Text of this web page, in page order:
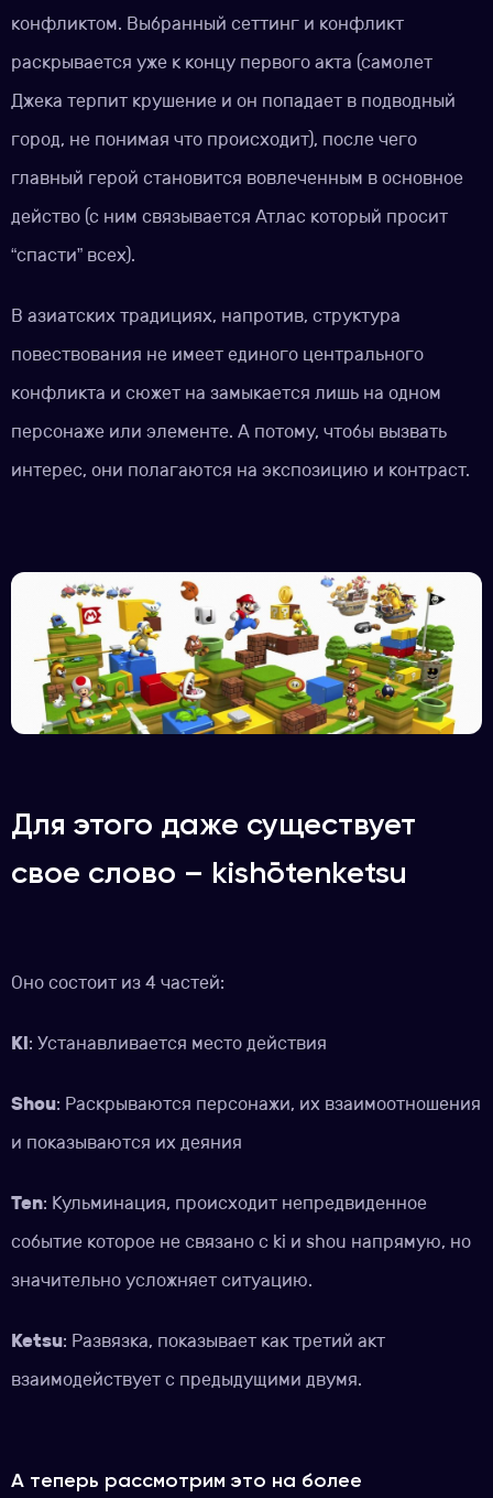
конфликтом. Выбранный сеттинг и конфликт
раскрывается уже к концу первого акта (самолет
Джека терпит крушение и он попадает в подводный
город, не понимая что происходит), после чего
главный герой становится вовлеченным в основное
действо (с ним связывается Атлас который просит
“спасти” всех).
В азиатских традициях, напротив, структура
повествования не имеет единого центрального
конфликта и сюжет на замыкается лишь на одном
персонаже или элементе. А потому, чтобы вызвать
интерес, они полагаются на экспозицию и контраст.
Для этого даже существует
свое слово – kishōtenketsu
Оно состоит из 4 частей:
Ki : Устанавливается место действия
Shou: Раскрываются персонажи, их взаимоотношения
и показываются их деяния
Ten: Кульминация, происходит непредвиденное
событие которое не связано с ki и shou напрямую, но
значительно усложняет ситуацию.
Ketsu: Развязка, показывает как третий акт
взаимодействует с предыдущими двумя.
А теперь рассмотрим это на более